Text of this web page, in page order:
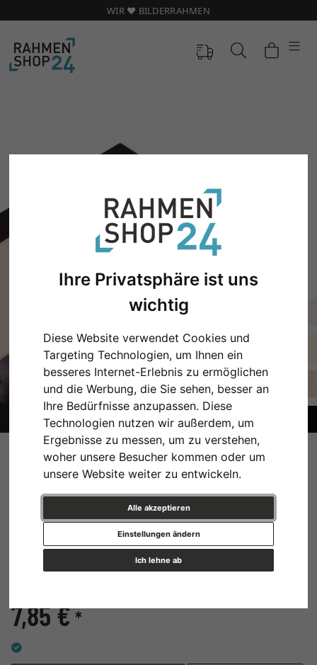
Ihre Privatsphäre ist uns
wichtig
Diese Website verwendet Cookies und
Targeting Technologien, um Ihnen ein
besseres Internet-Erlebnis zu ermöglichen
und die Werbung, die Sie sehen, besser an
Ihre Bedürfnisse anzupassen. Diese
Technologien nutzen wir außerdem, um
Ergebnisse zu messen, um zu verstehen,
woher unsere Besucher kommen oder um
unsere Website weiter zu entwickeln.
Alle akzeptieren
Ich lehne ab
Einstellungen ändern
WIR ❤️ BILDERRAHMEN
1,5 mm Passepartout MSK
Natur mit durchgefärbtem
Kern nach Maß
Passepartout in Museumsqualität, Kartonstärke: 1,5 mm
Farbe
7,85 € *